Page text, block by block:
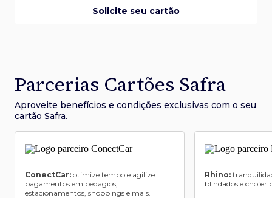
Solicite seu cartão
Parcerias Cartões Safra
Aproveite benefícios e condições exclusivas com o seu
cartão Safra.
ConectCar: otimize tempo e agilize
pagamentos em pedágios,
estacionamentos, shoppings e mais.
Rhino:
blindados e chofer